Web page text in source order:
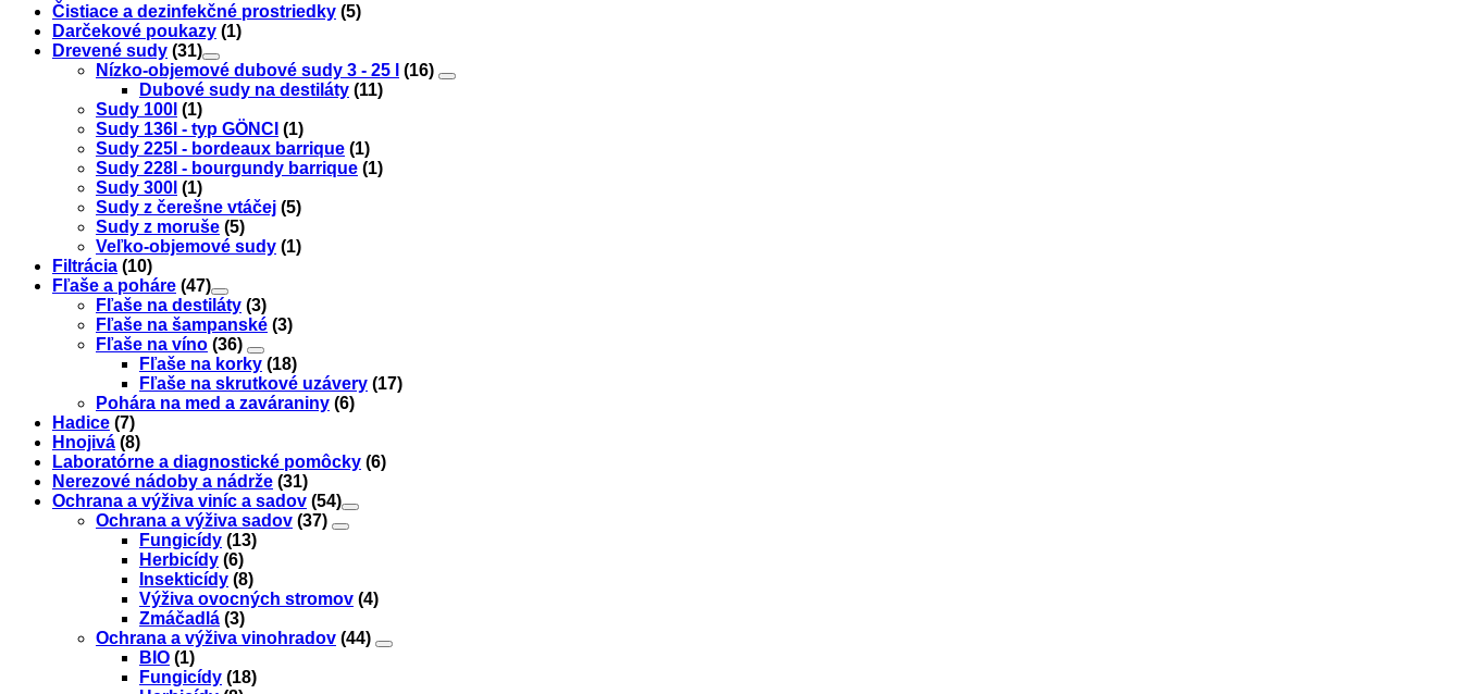
Čistiace a dezinfekčné prostriedky (5)
Darčekové poukazy (1)
Drevené sudy (31)
Nízko-objemové dubové sudy 3 - 25 l
(16)
Dubové sudy na destiláty (11)
Sudy 100l (1)
Sudy 136l - typ GÖNCI (1)
Sudy 225l - bordeaux barrique (1)
Sudy 228l - bourgundy barrique (1)
Sudy 300l (1)
Sudy z čerešne vtáčej (5)
Sudy z moruše (5)
Veľko-objemové sudy (1)
Filtrácia (10)
Fľaše a poháre (47)
Fľaše na destiláty (3)
Fľaše na šampanské (3)
Fľaše na víno (36)
Fľaše na korky (18)
Fľaše na skrutkové uzávery (17)
Pohára na med a zaváraniny (6)
Hadice (7)
Hnojivá (8)
Laboratórne a diagnostické pomôcky (6)
Nerezové nádoby a nádrže (31)
Ochrana a výživa viníc a sadov (54)
Ochrana a výživa sadov (37)
Fungicídy (13)
Herbicídy (6)
Insekticídy (8)
Výživa ovocných stromov (4)
Zmáčadlá (3)
Ochrana a výživa vinohradov (44)
BIO (1)
Fungicídy (18)